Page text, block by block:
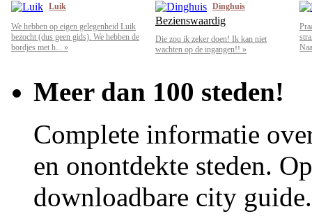
Luik
We hebben op eigen gelegenheid Luik
bezocht (dus geen gids). We hebben de
bordjes met h... »
Dinghuis
Bezienswaardig
Die zou ik zeker doen! Ik kan niet
wachten op de ingangen!! »
Meer dan 100 steden!
Complete informatie
en onontdekte steden.
downloadbare city guide.